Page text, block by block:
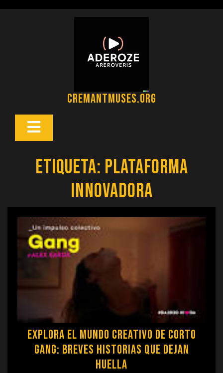
cremantmuses.org
Botón
Etiqueta: plataforma
innovadora
Explora el Mundo Creativo de Corto
Gang: Breves Historias que Dejan
Huella